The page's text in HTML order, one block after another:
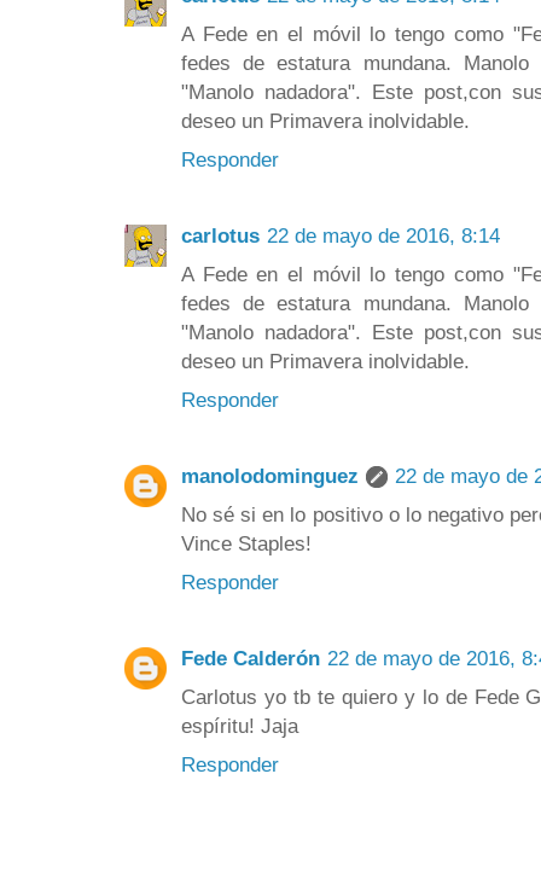
A Fede en el móvil lo tengo como
fedes de estatura mundana.
"Manolo nadadora". Este post,con
deseo un Primavera inolvidable.
Responder
carlotus 22 de mayo de 2016, 8:14
A Fede en el móvil lo tengo como
fedes de estatura mundana.
"Manolo nadadora". Este post,con
deseo un Primavera inolvidable.
Responder
manolodominguez
22 de mayo de
No sé si en lo positivo o lo negativo
Vince Staples!
Responder
Fede Calderón 22 de mayo de 2016,
Carlotus yo tb te quiero y lo de Fede
espíritu! Jaja
Responder